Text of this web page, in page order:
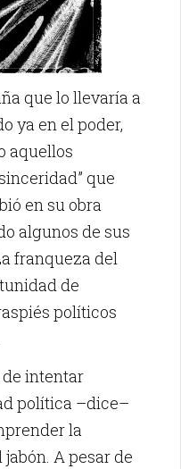
que lo llevaría a
ya en el poder,
aquellos
que
en su obra
algunos de sus
franqueza del
de
políticos
de intentar
política –dice–
la
A pesar de